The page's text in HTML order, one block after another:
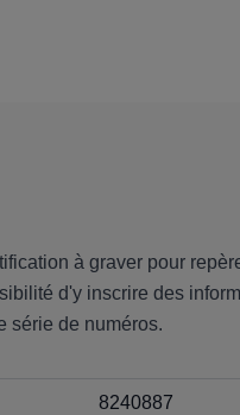
à graver pour
d'y inscrire des
série de numéros.
8240887